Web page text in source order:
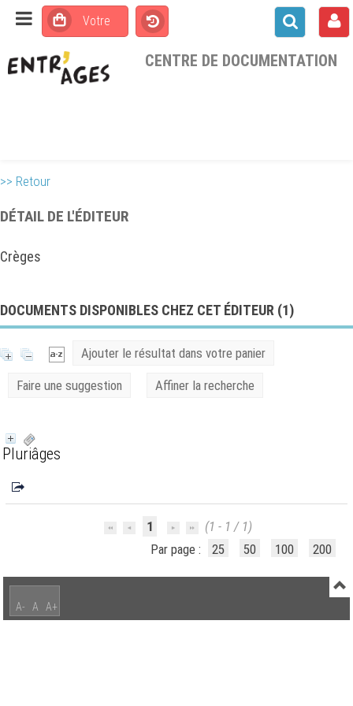
CENTRE DE DOCUMENTATION
>> Retour
DÉTAIL DE L'ÉDITEUR
Crèges
DOCUMENTS DISPONIBLES CHEZ CET ÉDITEUR (1)
Ajouter le résultat dans votre panier
Faire une suggestion Affiner la recherche
Pluriâges
1
(1 - 1 / 1)
Par page :
25 50 100 200
A- A A+